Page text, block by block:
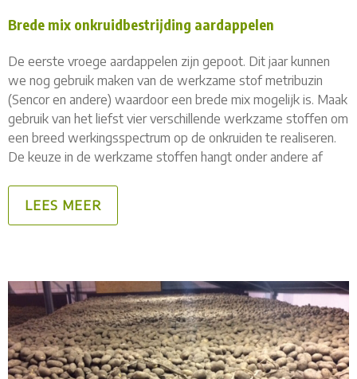
Brede mix onkruidbestrijding aardappelen
De eerste vroege aardappelen zijn gepoot. Dit jaar kunnen
we nog gebruik maken van de werkzame stof metribuzin
(Sencor en andere) waardoor een brede mix mogelijk is. Maak
gebruik van het liefst vier verschillende werkzame stoffen om
een breed werkingsspectrum op de onkruiden te realiseren.
De keuze in de werkzame stoffen hangt onder andere af
LEES MEER